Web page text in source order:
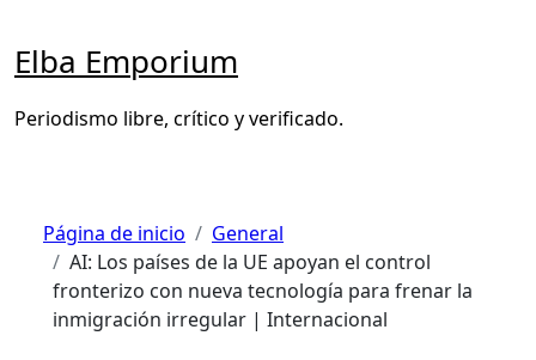
contenido
Elba Emporium
Periodismo libre, crítico y verificado.
Página de inicio
General
AI: Los países de la UE apoyan el control
fronterizo con nueva tecnología para frenar la
inmigración irregular | Internacional